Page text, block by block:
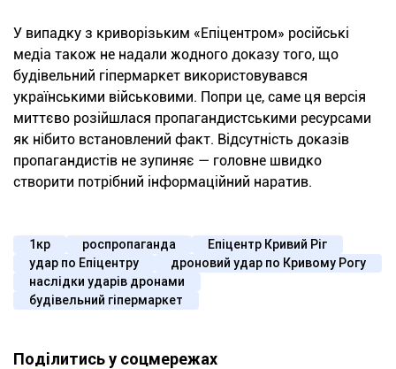
У випадку з криворізьким «Епіцентром» російські
медіа також не надали жодного доказу того, що
будівельний гіпермаркет використовувався
українськими військовими. Попри це, саме ця версія
миттєво розійшлася пропагандистськими ресурсами
як нібито встановлений факт. Відсутність доказів
пропагандистів не зупиняє — головне швидко
створити потрібний інформаційний наратив.
1кр роспропаганда
Епіцентр Кривий Ріг
удар по Епіцентру
дроновий удар по Кривому Рогу
наслідки ударів дронами
будівельний гіпермаркет
Поділитись у соцмережах